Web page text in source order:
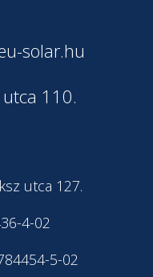
solar.hu
utca 110.
utca 127.
4-02
5-02